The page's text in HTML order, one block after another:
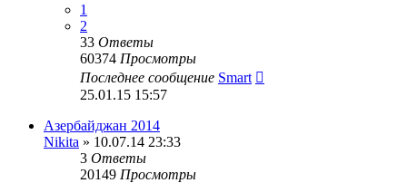
1
2
33 Ответы
60374 Просмотры
Последнее сообщение Smart
25.01.15 15:57
Азербайджан 2014
Nikita » 10.07.14 23:33
3 Ответы
20149 Просмотры